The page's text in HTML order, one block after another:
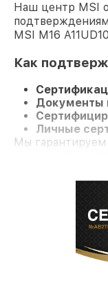
Наш центр MSI
MSI M16
Как
Документы
Личные
Мы